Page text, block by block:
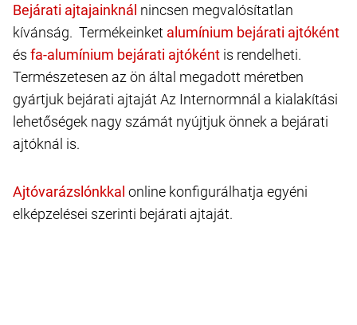
nincsen megvalósítatlan
kívánság. Termékeinket
és
is rendelheti.
Természetesen az ön által megadott méretben
gyártjuk bejárati ajtaját Az Internormnál a kialakítási
lehetőségek nagy számát nyújtjuk önnek a bejárati
ajtóknál is.
online konfigurálhatja egyéni
elképzelései szerinti bejárati ajtaját.